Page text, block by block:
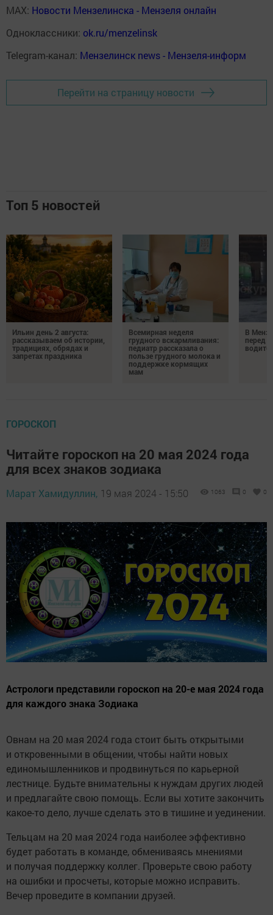
MAX: Новости Мензелинска - Мензеля онлайн
Одноклассники: ok.ru/menzelinsk
Telegram-канал: Мензелинск news - Мензеля-информ
Перейти на страницу новости
Топ 5 новостей
Ильин день 2 августа:
рассказываем об истории,
традициях, обрядах и
запретах праздника
Всемирная неделя
грудного вскармливания:
педиатр рассказала о
пользе грудного молока и
поддержке кормящих
мам
В
перед
ГОРОСКОП
Читайте гороскоп на 20 мая 2024 года
для всех знаков зодиака
Марат Хамидуллин, 19 мая 2024 - 15:50 1063 0 0
Астрологи представили гороскоп на 20-е мая 2024 года
для каждого знака Зодиака
Овнам на 20 мая 2024 года стоит быть открытыми
и откровенными в общении, чтобы найти новых
единомышленников и продвинуться по карьерной
лестнице. Будьте внимательны к нуждам других людей
и предлагайте свою помощь. Если вы хотите закончить
какое-то дело, лучше сделать это в тишине и уединении.
Тельцам на 20 мая 2024 года наиболее эффективно
будет работать в команде, обмениваясь мнениями
и получая поддержку коллег. Проверьте свою работу
на ошибки и просчеты, которые можно исправить.
Вечер проведите в компании друзей.